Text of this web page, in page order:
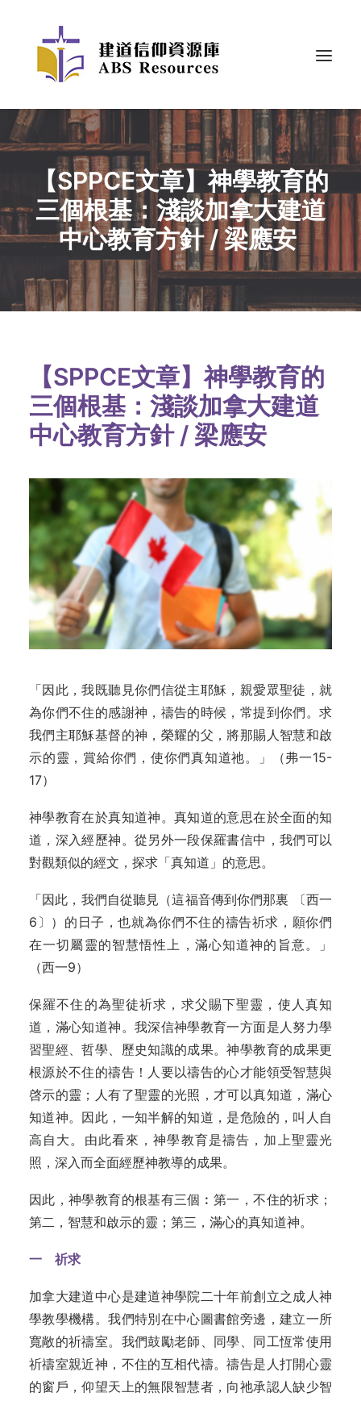
【SPPCE文章】神學教育的
三個根基：淺談加拿大建道
中心教育方針 / 梁應安
【SPPCE文章】神學教育的
三個根基：淺談加拿大建道
中心教育方針 / 梁應安
「因此，我既聽見你們信從主耶穌，親愛眾聖徒，就
為你們不住的感謝神，禱告的時候，常提到你們。求
我們主耶穌基督的神，榮耀的父，將那賜人智慧和啟
示的靈，賞給你們，使你們真知道祂。」（弗一15-
17）
神學教育在於真知道神。真知道的意思在於全面的知
道，深入經歷神。從另外一段保羅書信中，我們可以
對觀類似的經文，探求「真知道」的意思。
「因此，我們自從聽見（這福音傳到你們那裏 〔西一
6〕）的日子，也就為你們不住的禱告祈求，願你們
在一切屬靈的智慧悟性上，滿心知道神的旨意。」
（西一9）
保羅不住的為聖徒祈求，求父賜下聖靈，使人真知
道，滿心知道神。我深信神學教育一方面是人努力學
習聖經、哲學、歷史知識的成果。神學教育的成果更
根源於不住的禱告！人要以禱告的心才能領受智慧與
啓示的靈；人有了聖靈的光照，才可以真知道，滿心
知道神。因此，一知半解的知道，是危險的，叫人自
高自大。由此看來，神學教育是禱告，加上聖靈光
照，深入而全面經歷神教導的成果。
因此，神學教育的根基有三個︰第一，不住的祈求；
第二，智慧和啟示的靈；第三，滿心的真知道神。
一 祈求
加拿大建道中心是建道神學院二十年前創立之成人神
學教學機構。我們特別在中心圖書館旁邊，建立一所
寬敞的祈禱室。我們鼓勵老師、同學、同工恆常使用
祈禱室親近神，不住的互相代禱。禱告是人打開心靈
的窗戶，仰望天上的無限智慧者，向祂承認人缺少智